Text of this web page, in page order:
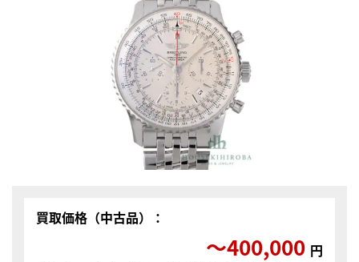
買取価格（中古品）：
〜400,000 円